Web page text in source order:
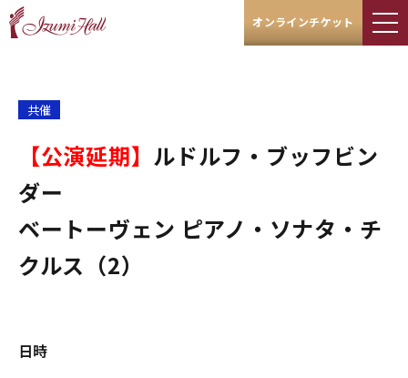
オンラインチケット
共催
【公演延期】​​​​​​​ ルドルフ・ブッフビン
ダー
ベートーヴェン ピアノ・ソナタ・チ
クルス（2）
日時